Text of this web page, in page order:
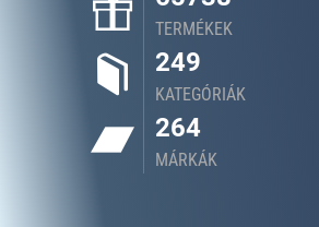
TERMÉKEK
249
KATEGÓRIÁK
264
MÁRKÁK